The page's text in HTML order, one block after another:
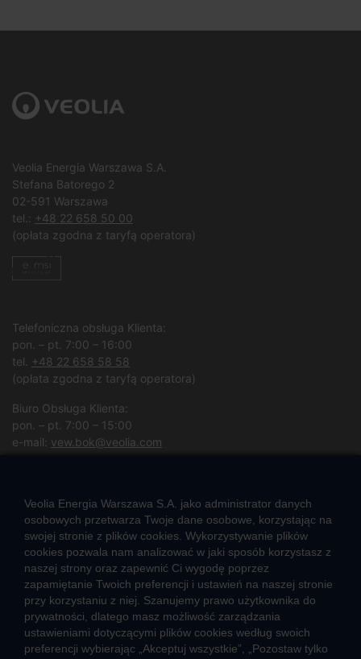
Veolia Energia Warszawa S.A.
Stefana Batorego 2
02-591 Warszawa
tel.: +48 22 658 50 00
(opłata zgodna z taryfą operatora)
Telefoniczna obsługa Klienta:
pon. – pt. 7:00 – 16:00
tel. +48 22 658 58 58
(opłata zgodna z taryfą operatora)
Biuro Obsługa Klienta:
pon. – pt. 7:00 – 15:00
e-mail: vew.bok@veolia.com
CIEPŁO SYSTEMOWE
Zalety ciepła systemowego
Pomyśl ciepło o lokatorach – nie wyłączaj węzła!
TARYFY I CENNIKI
Veolia Energia Warszawa S.A. jako administrator danych
osobowych przetwarza Twoje dane osobowe, korzystając na
swojej stronie z plików cookies. Wykorzystywanie plików
cookies pozwala nam analizować w jaki sposób korzystasz z
naszej strony oraz zapewnić Ci wygodę poprzez
zapamiętanie Twoich preferencji i ustawień na naszej stronie
przy korzystaniu z niej. Szanujemy prawo użytkownika do
prywatności, dlatego masz możliwość zarządzania
ustawieniami dotyczącymi plików cookies według swoich
preferencji wybierając „Akceptuj wszystkie”, „Pozostaw tylko